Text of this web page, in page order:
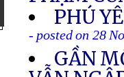
PHÚ
- posted on 28
GẦN